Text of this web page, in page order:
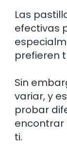
Las
efectivas
prefieren
Sin
variar, y
probar
encontrar
ti.